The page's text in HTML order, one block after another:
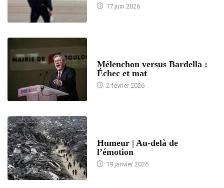
17 juin 2026
Mélenchon versus Bardella :
Échec et mat
2 février 2026
Humeur | Au-delà de
l’émotion
19 janvier 2026